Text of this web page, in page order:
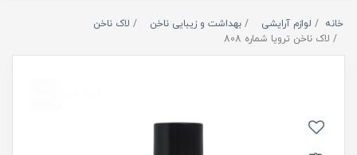
خانه لوازم آرایشی بهداشت و زیبایی ناخن
لاک ناخن
لاک ناخن ترویا شماره 808